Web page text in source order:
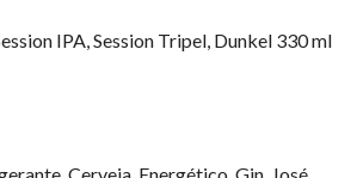
IPA, Session Tripel, Dunkel 330 ml